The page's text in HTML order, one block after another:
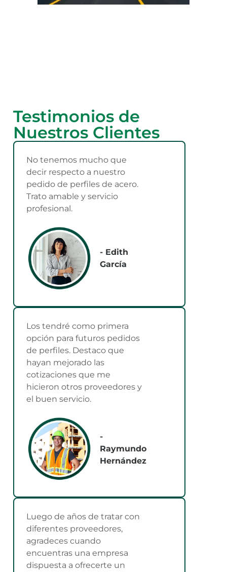
Testimonios de
Nuestros Clientes
No tenemos mucho que
decir respecto a nuestro
pedido de perfiles de acero.
Trato amable y servicio
profesional.
- Edith
García
Los tendré como primera
opción para futuros pedidos
de perfiles. Destaco que
hayan mejorado las
cotizaciones que me
hicieron otros proveedores y
el buen servicio.
-
Raymundo
Hernández
Luego de años de tratar con
diferentes proveedores,
agradeces cuando
encuentras una empresa
dispuesta a ofrecerte un